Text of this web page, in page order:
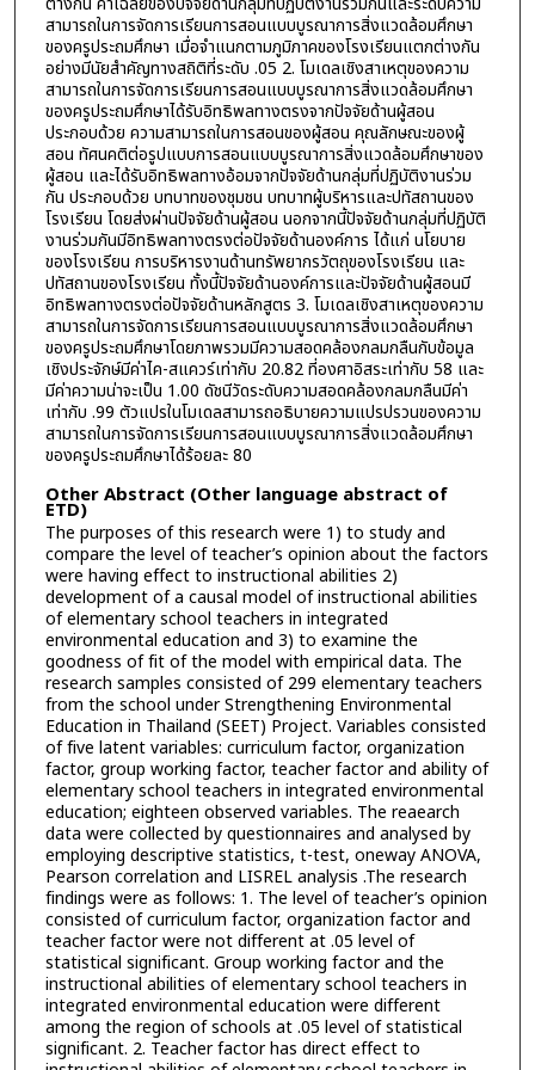
สามารถในการจัดการเรียนการสอนแบบบูรณาการสิ่งแวดล้อมศึกษา
ของครูประถมศึกษา เมื่อจำแนกตามภูมิภาคของโรงเรียนแตกต่างกัน
อย่างมีนัยสำคัญทางสถิติที่ระดับ .05 2. โมเดลเชิงสาเหตุของความ
สามารถในการจัดการเรียนการสอนแบบบูรณาการสิ่งแวดล้อมศึกษา
ของครูประถมศึกษาได้รับอิทธิพลทางตรงจากปัจจัยด้านผู้สอน
ประกอบด้วย ความสามารถในการสอนของผู้สอน คุณลักษณะของผู้
สอน ทัศนคติต่อรูปแบบการสอนแบบบูรณาการสิ่งแวดล้อมศึกษาของ
ผู้สอน และได้รับอิทธิพลทางอ้อมจากปัจจัยด้านกลุ่มที่ปฏิบัติงานร่วม
กัน ประกอบด้วย บทบาทของชุมชน บทบาทผู้บริหารและปทัสถานของ
โรงเรียน โดยส่งผ่านปัจจัยด้านผู้สอน นอกจากนี้ปัจจัยด้านกลุ่มที่ปฏิบัติ
งานร่วมกันมีอิทธิพลทางตรงต่อปัจจัยด้านองค์การ ได้แก่ นโยบาย
ของโรงเรียน การบริหารงานด้านทรัพยากรวัตถุของโรงเรียน และ
ปทัสถานของโรงเรียน ทั้งนี้ปัจจัยด้านองค์การและปัจจัยด้านผู้สอนมี
อิทธิพลทางตรงต่อปัจจัยด้านหลักสูตร 3. โมเดลเชิงสาเหตุของความ
สามารถในการจัดการเรียนการสอนแบบบูรณาการสิ่งแวดล้อมศึกษา
ของครูประถมศึกษาโดยภาพรวมมีความสอดคล้องกลมกลืนกับข้อมูล
เชิงประจักษ์มีค่าไค-สแควร์เท่ากับ 20.82 ที่องศาอิสระเท่ากับ 58 และ
มีค่าความน่าจะเป็น 1.00 ดัชนีวัดระดับความสอดคล้องกลมกลืนมีค่า
เท่ากับ .99 ตัวแปรในโมเดลสามารถอธิบายความแปรปรวนของความ
สามารถในการจัดการเรียนการสอนแบบบูรณาการสิ่งแวดล้อมศึกษา
ของครูประถมศึกษาได้ร้อยละ 80
Other Abstract (Other language abstract of
ETD)
The purposes of this research were 1) to study and
compare the level of teacher’s opinion about the factors
were having effect to instructional abilities 2)
development of a causal model of instructional abilities
of elementary school teachers in integrated
environmental education and 3) to examine the
goodness of fit of the model with empirical data. The
research samples consisted of 299 elementary teachers
from the school under Strengthening Environmental
Education in Thailand (SEET) Project. Variables consisted
of five latent variables: curriculum factor, organization
factor, group working factor, teacher factor and ability of
elementary school teachers in integrated environmental
education; eighteen observed variables. The reaearch
data were collected by questionnaires and analysed by
employing descriptive statistics, t-test, oneway ANOVA,
Pearson correlation and LISREL analysis .The research
findings were as follows: 1. The level of teacher’s opinion
consisted of curriculum factor, organization factor and
teacher factor were not different at .05 level of
statistical significant. Group working factor and the
instructional abilities of elementary school teachers in
integrated environmental education were different
among the region of schools at .05 level of statistical
significant. 2. Teacher factor has direct effect to